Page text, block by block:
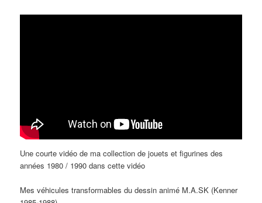
Une courte vidéo de ma collection de jouets et figurines des
années 1980 / 1990 dans cette vidéo
Mes véhicules transformables du dessin animé M.A.SK (Kenner